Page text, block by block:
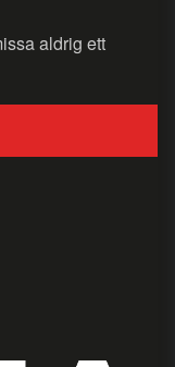
aldrig ett